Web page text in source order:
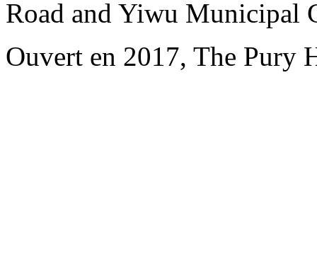
Road and Yiwu Municipal
Ouvert en 2017, The Pury